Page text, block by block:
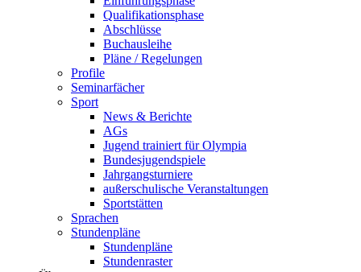
Qualifikationsphase
Abschlüsse
Buchausleihe
Pläne / Regelungen
Profile
Seminarfächer
Sport
News & Berichte
AGs
Jugend trainiert für Olympia
Bundesjugendspiele
Jahrgangsturniere
außerschulische Veranstaltungen
Sportstätten
Sprachen
Stundenpläne
Stundenpläne
Stundenraster